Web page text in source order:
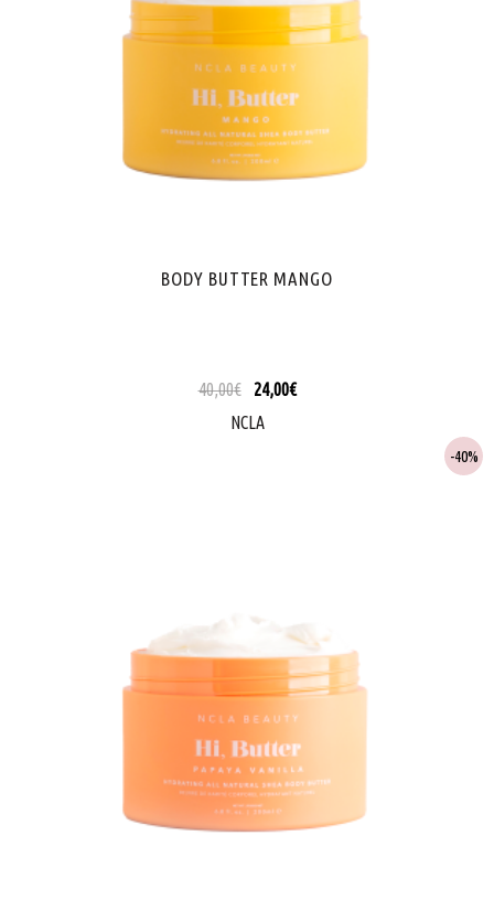
BODY BUTTER MANGO
40,00€ 24,00€
NCLA
40%